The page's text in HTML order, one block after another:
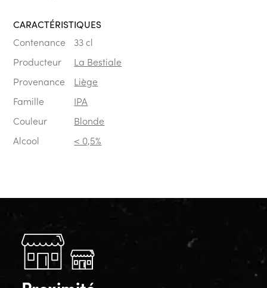
CARACTÉRISTIQUES
Contenance
33 cl
Producteur
La Bestiale
Provenance
Liège
Famille
IPA
Couleur
Blonde
Alcool
< 0,5%